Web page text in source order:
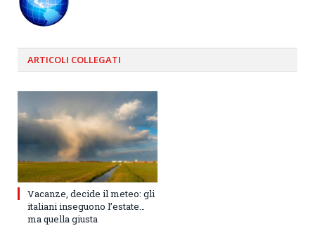
ARTICOLI COLLEGATI
Vacanze, decide il meteo: gli
italiani inseguono l’estate…
ma quella giusta